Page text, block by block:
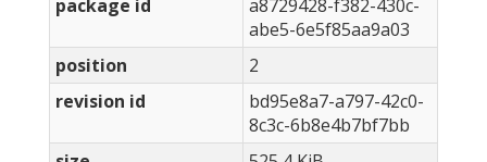
package id
a8729428-f382-430c-
abe5-6e5f85aa9a03
position
2
revision id
bd95e8a7-a797-42c0-
8c3c-6b8e4b7bf7bb